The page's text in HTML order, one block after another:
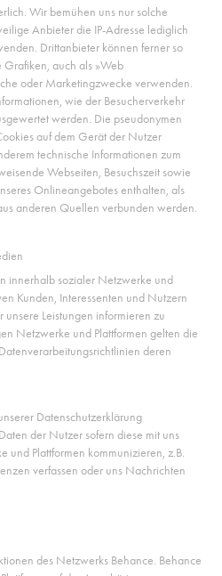
Wir bemühen uns nur solche
Anbieter die IP-Adresse lediglich
Drittanbieter können ferner so
Grafiken, auch als »Web
oder Marketingzwecke verwenden.
wie der Besucherverkehr
werden. Die pseudonymen
auf dem Gerät der Nutzer
technische Informationen zum
Webseiten, Besuchszeit sowie
Onlineangebotes enthalten, als
anderen Quellen verbunden werden.
innerhalb sozialer Netzwerke und
Kunden, Interessenten und Nutzern
Leistungen informieren zu
Netzwerke und Plattformen gelten die
deren
Datenschutzerklärung
der Nutzer sofern diese mit uns
und Plattformen kommunizieren, z.B.
verfassen oder uns Nachrichten
des Netzwerks Behance. Behance